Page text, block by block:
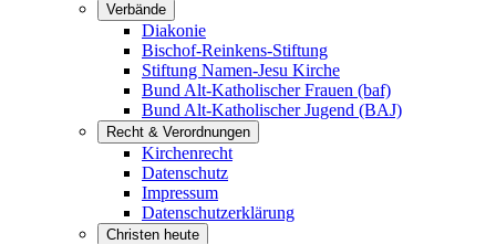
Verbände
Diakonie
Bischof-Reinkens-Stiftung
Stiftung Namen-Jesu Kirche
Bund Alt-Katholischer Frauen (baf)
Bund Alt-Katholischer Jugend (BAJ)
Recht & Verordnungen
Kirchenrecht
Datenschutz
Impressum
Datenschutzerklärung
Christen heute